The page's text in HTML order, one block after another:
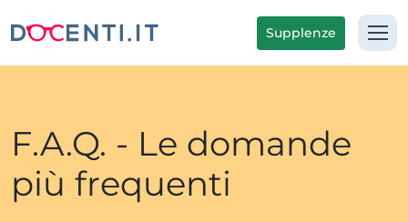
Supplenze
F.A.Q. - Le domande
più frequenti